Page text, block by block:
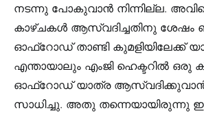
നടന്നു പോകുവാൻ നിന്നില്ല.
കാഴ്ചകൾ ആസ്വദിച്ചതിനു ശേഷം
ഓഫ്‌റോഡ് താണ്ടി കുമളിയിലേക്ക്
എന്തായാലും എംജി ഹെക്ടറിൽ ഒരു
ഓഫ്‌റോഡ് യാത്ര
സാധിച്ചു. അതു തന്നെയായിരുന്നു ഈ